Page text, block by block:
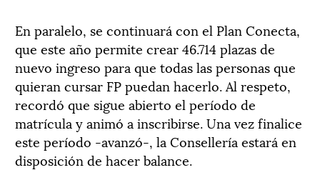
En paralelo, se continuará con el Plan Conecta,
que este año permite crear 46.714 plazas de
nuevo ingreso para que todas las personas que
quieran cursar FP puedan hacerlo. Al respeto,
recordó que sigue abierto el período de
matrícula y animó a inscribirse. Una vez finalice
este período -avanzó-, la Consellería estará en
disposición de hacer balance.